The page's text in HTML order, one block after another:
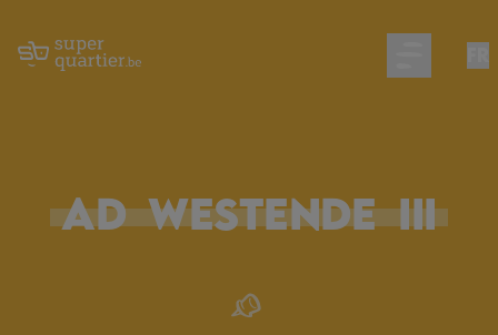
Open main
AD WESTENDE III